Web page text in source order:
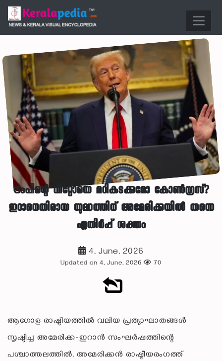
ട്രംപിന്റെ വീറ്റോയെ മറികടക്കുമോ കോൺഗ്രസ്?
ഇറാനെതിരായ യുദ്ധത്തിന് അമേരിക്കയിൽ തന്നെ
എതിർപ്പ് ശക്തം
4, June, 2026
Updated on 4, June, 2026 70
ആഗോള രാഷ്ട്രീയത്തിൽ വലിയ പ്രത്യാഘാതങ്ങൾ
സൃഷ്ടിച്ച അമേരിക്ക-ഇറാൻ സംഘർഷത്തിന്റെ
പശ്ചാത്തലത്തിൽ, അമേരിക്കൻ രാഷ്ട്രീയരംഗത്ത്